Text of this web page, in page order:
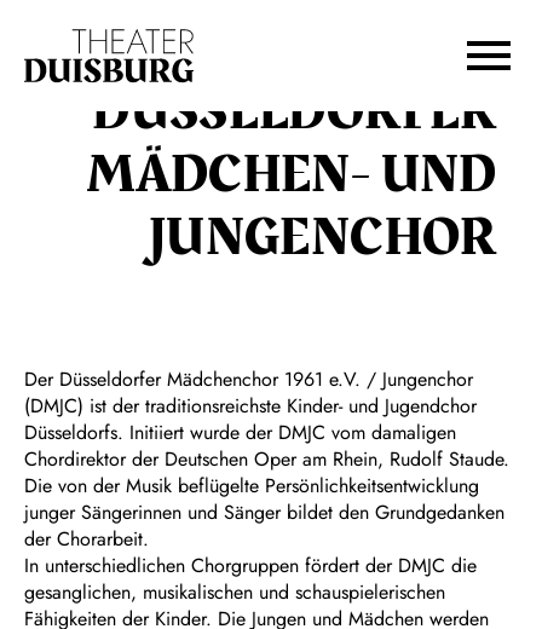
Zur Hauptnavigation springen
Zum Footer springen
DÜSSELDORFER
MÄDCHEN- UND
JUNGENCHOR
Der Düsseldorfer Mädchenchor 1961 e.V. / Jungenchor
(DMJC) ist der traditionsreichste Kinder- und Jugendchor
Düsseldorfs. Initiiert wurde der DMJC vom damaligen
Chordirektor der Deutschen Oper am Rhein, Rudolf Staude.
Die von der Musik beflügelte Persönlichkeitsentwicklung
junger Sängerinnen und Sänger bildet den Grundgedanken
der Chorarbeit.
In unterschiedlichen Chorgruppen fördert der DMJC die
gesanglichen, musikalischen und schauspielerischen
Fähigkeiten der Kinder. Die Jungen und Mädchen werden